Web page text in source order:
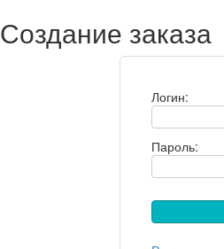
Создание заказа
Логин:
Пароль: